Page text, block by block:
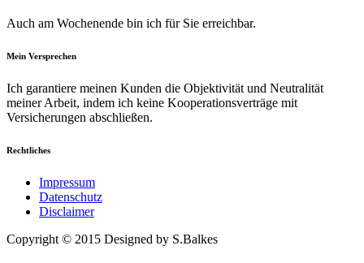
Auch am Wochenende bin ich für Sie erreichbar.
Mein Versprechen
Ich garantiere meinen Kunden die Objektivität und Neutralität
meiner Arbeit, indem ich keine Kooperationsverträge mit
Versicherungen abschließen.
Rechtliches
Impressum
Datenschutz
Disclaimer
Copyright © 2015 Designed by S.Balkes